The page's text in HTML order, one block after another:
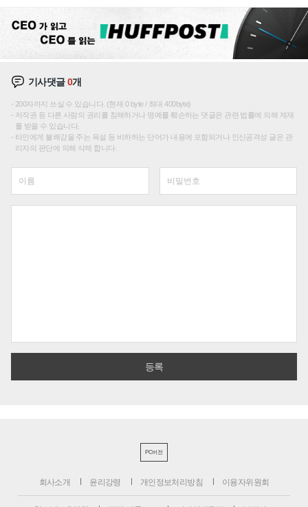
기사댓글0개
200자까지 쓰실 수 있습니다. (현재 0 byte / 최대 400byte)
저작권 등 다른 사람의 권리를 침해하거나 명예를 훼손하는 댓글은 관련 법률에 의해 제재
를 받을 수 있습니다.
타인에게 불쾌감을 주는 욕설 등 비하하는 단어가 내용에 포함되거나 인신공격성 글은 관
리자의 판단에 의해 삭제 합니다.
PC버전
회사소개 윤리강령 개인정보처리방침 이용자위원회